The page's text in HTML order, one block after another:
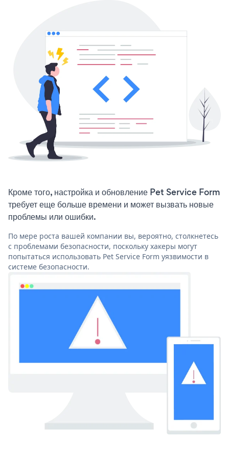
Кроме того, настройка и обновление Pet Service Form
требует еще больше времени и может вызвать новые
проблемы или ошибки.
По мере роста вашей компании вы, вероятно, столкнетесь
с проблемами безопасности, поскольку хакеры могут
попытаться использовать Pet Service Form уязвимости в
системе безопасности.